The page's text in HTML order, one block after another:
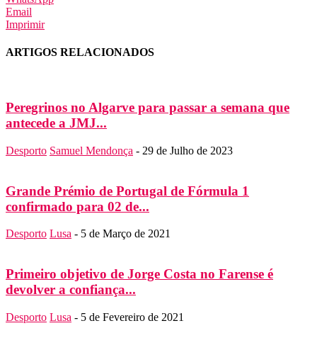
Email
Imprimir
ARTIGOS RELACIONADOS
Peregrinos no Algarve para passar a semana que
antecede a JMJ...
Desporto Samuel Mendonça - 29 de Julho de 2023
Grande Prémio de Portugal de Fórmula 1
confirmado para 02 de...
Desporto Lusa - 5 de Março de 2021
Primeiro objetivo de Jorge Costa no Farense é
devolver a confiança...
Desporto Lusa - 5 de Fevereiro de 2021